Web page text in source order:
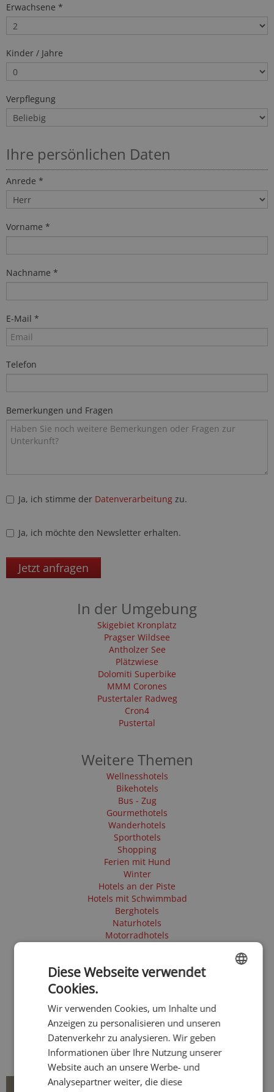
Erwachsene *
Kinder / Jahre
Verpflegung
Ihre persönlichen Daten
Anrede *
Vorname *
Nachname *
E-Mail *
Telefon
Bemerkungen und Fragen
Ja, ich stimme der Datenverarbeitung zu.
Ja, ich möchte den Newsletter erhalten.
Jetzt anfragen
In der Umgebung
Skigebiet Kronplatz
Pragser Wildsee
Antholzer See
Plätzwiese
Dolomiti Superbike
MMM Corones
Pustertaler Radweg
Cron4
Pustertal
Weitere Themen
Wellnesshotels
Bikehotels
Bus - Zug
Gourmethotels
Wanderhotels
Sporthotels
Shopping
Ferien mit Hund
Winter
Hotels an der Piste
Hotels mit Schwimmbad
Berghotels
Naturhotels
Motorradhotels
Herbst
Golfhotels
E-Mobility
Tesla Ladestation
Schneeschuh - Winterwandern
GERMAN
Diese Webseite verwendet
Cookies.
Wir verwenden Cookies, um Inhalte und
Anzeigen zu personalisieren und unseren
Datenverkehr zu analysieren. Wir geben
Informationen über Ihre Nutzung unserer
Website auch an unsere Werbe- und
Analysepartner weiter, die diese